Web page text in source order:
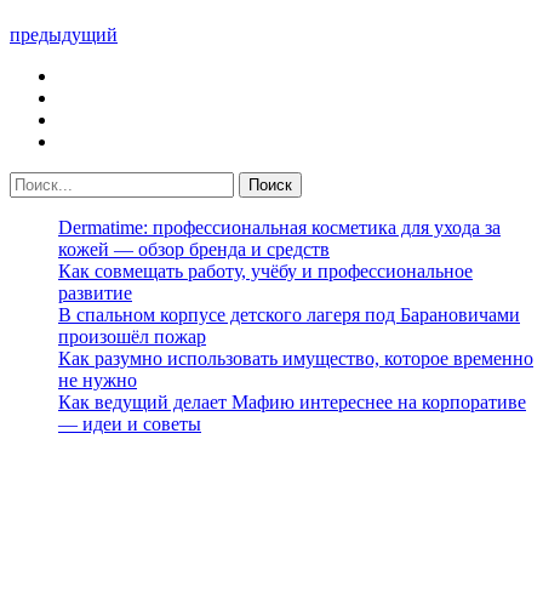
предыдущий
Dermatime: профессиональная косметика для ухода за
кожей — обзор бренда и средств
Как совмещать работу, учёбу и профессиональное
развитие
В спальном корпусе детского лагеря под Барановичами
произошёл пожар
Как разумно использовать имущество, которое временно
не нужно
Как ведущий делает Мафию интереснее на корпоративе
— идеи и советы